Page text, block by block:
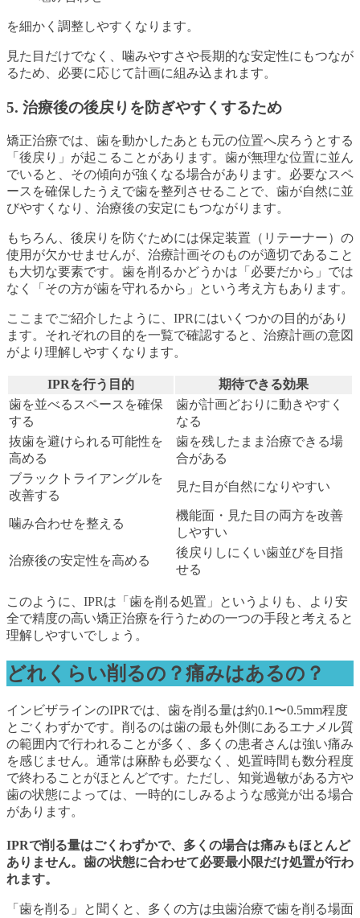
を細かく調整しやすくなります。
見た目だけでなく、噛みやすさや長期的な安定性にもつなが
るため、必要に応じて計画に組み込まれます。
5. 治療後の後戻りを防ぎやすくするため
矯正治療では、歯を動かしたあとも元の位置へ戻ろうとする
「後戻り」が起こることがあります。歯が無理な位置に並ん
でいると、その傾向が強くなる場合があります。必要なスペ
ースを確保したうえで歯を整列させることで、歯が自然に並
びやすくなり、治療後の安定にもつながります。
もちろん、後戻りを防ぐためには保定装置（リテーナー）の
使用が欠かせませんが、治療計画そのものが適切であること
も大切な要素です。歯を削るかどうかは「必要だから」では
なく「その方が歯を守れるから」という考え方もあります。
ここまでご紹介したように、IPRにはいくつかの目的があり
ます。それぞれの目的を一覧で確認すると、治療計画の意図
がより理解しやすくなります。
IPRを行う目的
期待できる効果
歯を並べるスペースを確保
する
歯が計画どおりに動きやすく
なる
抜歯を避けられる可能性を
高める
歯を残したまま治療できる場
合がある
ブラックトライアングルを
改善する
見た目が自然になりやすい
噛み合わせを整える
機能面・見た目の両方を改善
しやすい
治療後の安定性を高める
後戻りしにくい歯並びを目指
せる
このように、IPRは「歯を削る処置」というよりも、より安
全で精度の高い矯正治療を行うための一つの手段と考えると
理解しやすいでしょう。
どれくらい削るの？痛みはあるの？
インビザラインのIPRでは、歯を削る量は約0.1〜0.5mm程度
とごくわずかです。削るのは歯の最も外側にあるエナメル質
の範囲内で行われることが多く、多くの患者さんは強い痛み
を感じません。通常は麻酔も必要なく、処置時間も数分程度
で終わることがほとんどです。ただし、知覚過敏がある方や
歯の状態によっては、一時的にしみるような感覚が出る場合
があります。
IPRで削る量はごくわずかで、多くの場合は痛みもほとんど
ありません。歯の状態に合わせて必要最小限だけ処置が行わ
れます。
「歯を削る」と聞くと、多くの方は虫歯治療で歯を削る場面